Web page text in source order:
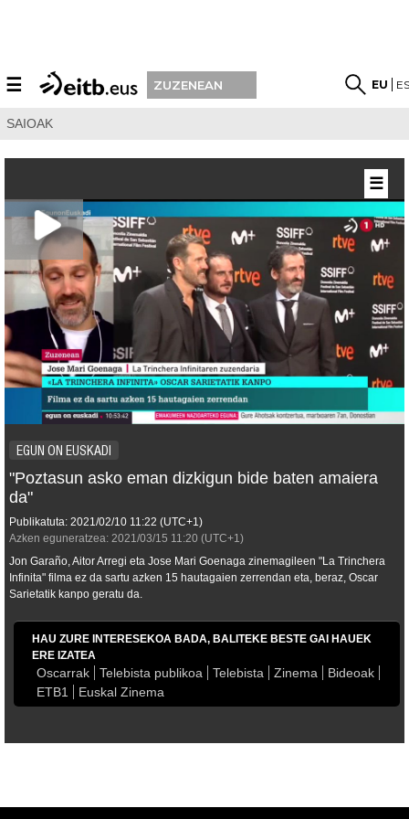
☰ ZUZENEAN EU
SAIOAK
EGUN ON EUSKADI
"Poztasun asko eman dizkigun bide baten amaiera
da"
Publikatuta: 2021/02/10 11:22 (UTC+1)
Azken eguneratzea: 2021/03/15 11:20 (UTC+1)
Jon Garaño, Aitor Arregi eta Jose Mari Goenaga zinemagileen "La Trinchera
Infinita" filma ez da sartu azken 15 hautagaien zerrendan eta, beraz, Oscar
Sarietatik kanpo geratu da.
HAU ZURE INTERESEKOA BADA, BALITEKE BESTE GAI HAUEK
ERE IZATEA
Oscarrak Telebista publikoa Telebista Zinema
Bideoak
ETB1
Euskal Zinema
☰